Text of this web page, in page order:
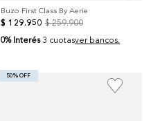
Buzo First Class By Aerie
$ 129.950 $ 259.900
0% Interés 3 cuotasver bancos.
50% OFF